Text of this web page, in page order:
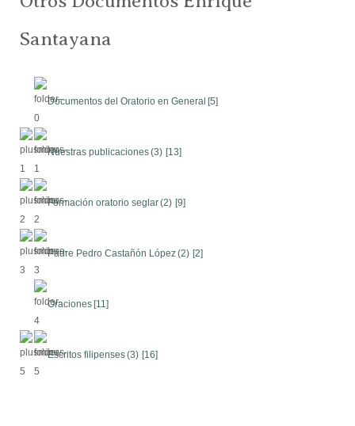
Santayana
Documentos del Oratorio en General [5]
Nuestras publicaciones(3) [13]
Formación oratorio seglar(2) [9]
Padre Pedro Castañón López(2) [2]
Oraciones [11]
Escritos filipenses(3) [16]